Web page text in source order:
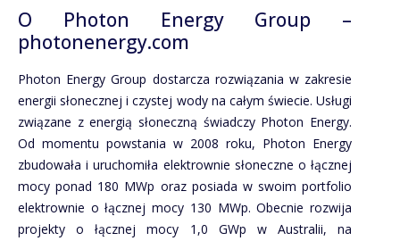
O Photon Energy Group –
photonenergy.com
Photon Energy Group dostarcza rozwiązania w zakresie
energii słonecznej i czystej wody na całym świecie. Usługi
związane z energią słoneczną świadczy Photon Energy.
Od momentu powstania w 2008 roku, Photon Energy
zbudowała i uruchomiła elektrownie słoneczne o łącznej
mocy ponad 180 MWp oraz posiada w swoim portfolio
elektrownie o łącznej mocy 130 MWp. Obecnie rozwija
projekty o łącznej mocy 1,0 GWp w Australii, na